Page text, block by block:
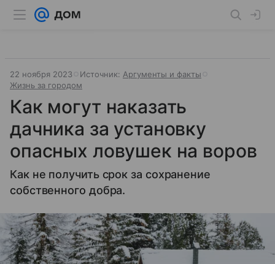
22 ноября 2023 Источник: Аргументы и факты
Жизнь за городом
Как могут наказать
дачника за установку
опасных ловушек на воров
Как не получить срок за сохранение
собственного добра.